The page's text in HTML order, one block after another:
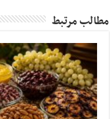
مطالب مرتبط